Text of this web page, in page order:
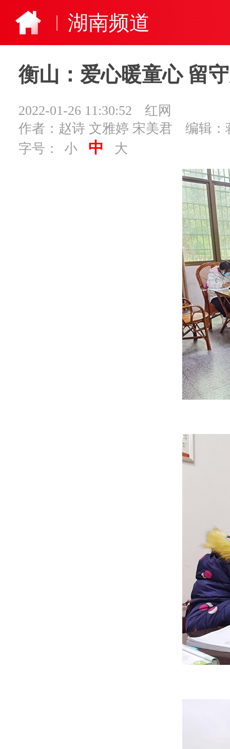
湖南频道
衡山：爱心暖童心 留
2022-01-26 11:30:52
红网
作者：赵诗 文雅婷 宋美君
编辑：
字号：
小 中 大